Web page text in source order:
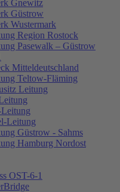
Gnewitz
Güstrow
Wustermark
Region Rostock
Pasewalk – Güstrow
Mitteldeutschland
Teltow-Fläming
Leitung
Leitung
Güstrow - Sahms
Hamburg Nordost
OST-6-1